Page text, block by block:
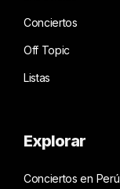
Conciertos
Off Topic
Listas
Explorar
Conciertos en Perú